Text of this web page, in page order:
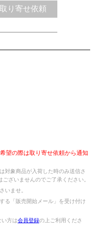
取り寄せ依頼
望の際は取り寄せ依頼から通知
対象商品が入荷した時のみ送信さ
ざいませんのでご了承ください。
いませ。
る「販売開始メール」を受け付け
方は会員登録の上ご利用くださ